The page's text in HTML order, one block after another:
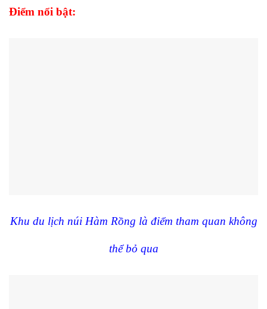
Điểm nổi bật:
Khu du lịch núi Hàm Rồng là điểm tham quan không
thể bỏ qua